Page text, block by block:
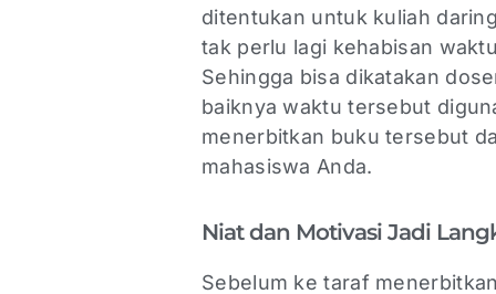
ditentukan untuk kuliah
tak perlu lagi kehabisan
Sehingga bisa dikatakan
baiknya waktu tersebut
menerbitkan buku tersebut
mahasiswa Anda.
Niat dan Motivasi Jadi
Sebelum ke taraf